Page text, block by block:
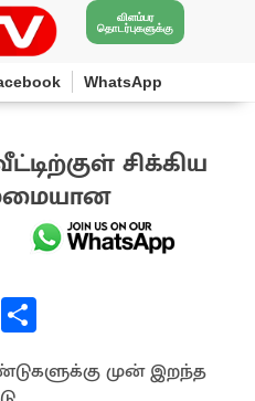
விளம்பர
தொடர்புகளுக்கு
WhatsApp
சிக்கிய
C
o
ar
முன் இறந்த